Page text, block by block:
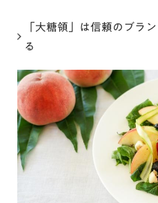
「大糖領」は信頼のブラ
る